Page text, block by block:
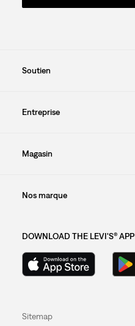
Soutien
Entreprise
Magasin
Nos marque
DOWNLOAD THE LEVI'S® APP
Sitemap